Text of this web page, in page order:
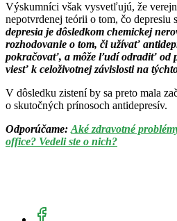
Výskumníci však vysvetľujú, že
nepotvrdenej teórii o tom, čo depresiu
depresia je dôsledkom chemickej
rozhodovanie o tom, či užívať
pokračovať, a môže ľudí odradiť od
viesť k celoživotnej závislosti na
V dôsledku zistení by sa preto mala
o skutočných prínosoch antidepresív.
Odporúčame: Aké zdravotné
office? Vedeli ste o nich?